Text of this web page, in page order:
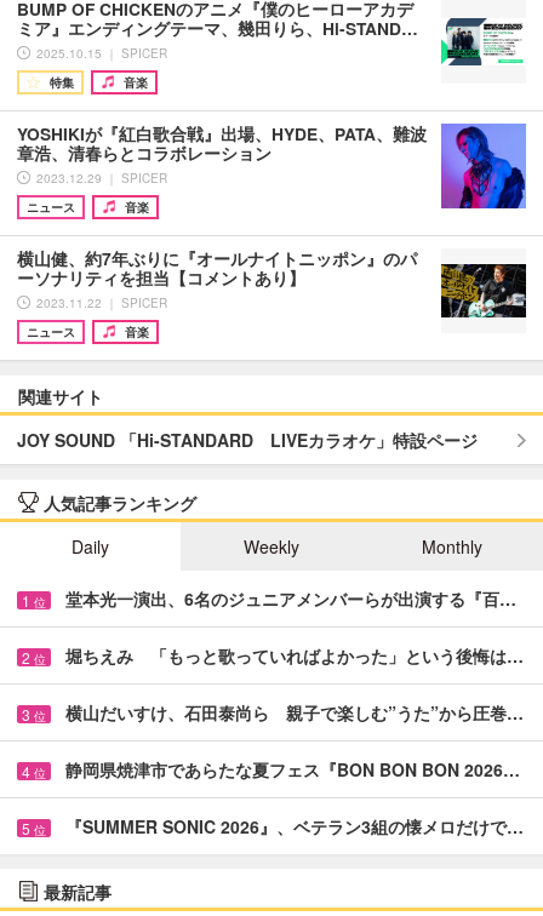
BUMP OF CHICKENのアニメ『僕のヒーローアカデ
ミア』エンディングテーマ、幾田りら、Hi-STAND…
2025.10.15 ｜ SPICER
特集
音楽
YOSHIKIが『紅白歌合戦』出場、HYDE、PATA、難波
章浩、清春らとコラボレーション
2023.12.29 ｜ SPICER
ニュース
音楽
横山健、約7年ぶりに『オールナイトニッポン』のパ
ーソナリティを担当【コメントあり】
2023.11.22 ｜ SPICER
ニュース
音楽
関連サイト
JOY SOUND 「Hi-STANDARD LIVEカラオケ」特設ページ
人気記事ランキング
Daily
Weekly Monthly
1 位 堂本光一演出、6名のジュニアメンバーらが出演する『百…
2 位 堀ちえみ 「もっと歌っていればよかった」という後悔は…
3 位 横山だいすけ、石田泰尚ら 親子で楽しむ”うた”から圧巻…
4 位 静岡県焼津市であらたな夏フェス『BON BON BON 2026…
5 位 『SUMMER SONIC 2026』、ベテラン3組の懐メロだけで…
最新記事